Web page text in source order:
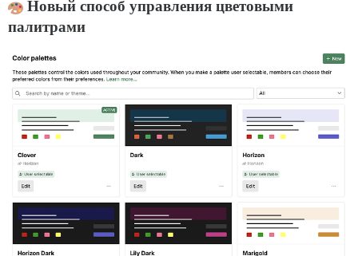
Новый способ управления цветовыми
палитрами